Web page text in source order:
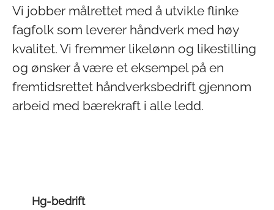
Vi jobber målrettet med å utvikle flinke
fagfolk som leverer håndverk med høy
kvalitet. Vi fremmer likelønn og likestilling
og ønsker å være et eksempel på en
fremtidsrettet håndverksbedrift gjennom
arbeid med bærekraft i alle ledd.
Hg-bedrift